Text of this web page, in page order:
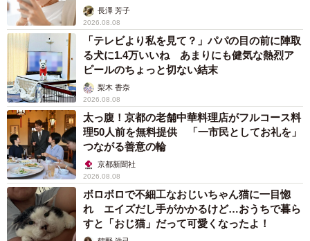
解説】長澤 芳子
2026.08.08
「テレビより私を見て？」パパの目の前に陣取
る犬に1.4万いいね あまりにも健気な熱烈ア
ピールのちょっと切ない結末
梨木 香奈
2026.08.08
太っ腹！京都の老舗中華料理店がフルコース料
理50人前を無料提供 「一市民としてお礼を」
つながる善意の輪
京都新聞社
2026.08.08
ボロボロで不細工なおじいちゃん猫に一目惚
れ エイズだし手がかかるけど…おうちで暮ら
すと「おじ猫」だって可愛くなったよ！